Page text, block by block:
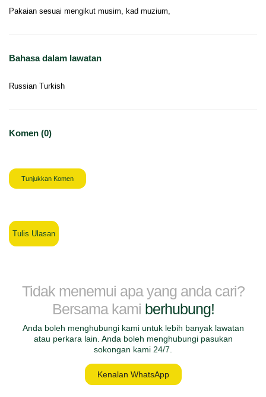
Pakaian sesuai mengikut musim, kad muzium,
Bahasa dalam lawatan
Russian Turkish
Komen (0)
Tunjukkan Komen
Tulis Ulasan
Tidak menemui apa yang anda cari?
Bersama kami berhubung!
Anda boleh menghubungi kami untuk lebih banyak lawatan
atau perkara lain. Anda boleh menghubungi pasukan
sokongan kami 24/7.
Kenalan WhatsApp